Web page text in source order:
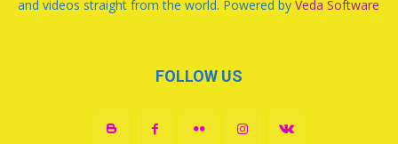
and videos straight from the world. Powered by Veda Software
FOLLOW US